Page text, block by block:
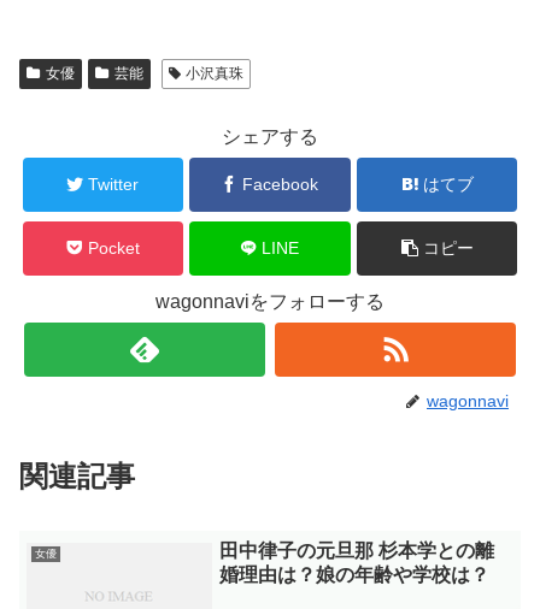
女優 芸能 小沢真珠
シェアする
Twitter Facebook はてブ
Pocket LINE コピー
wagonnaviをフォローする
wagonnavi
関連記事
女優
田中律子の元旦那 杉本学との離
婚理由は？娘の年齢や学校は？